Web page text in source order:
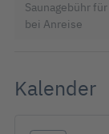
Saunagebühr
bei Anreise
Kalender